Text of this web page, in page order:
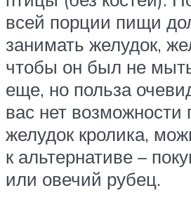
всей порции пищи
занимать желудок,
чтобы он был не
еще, но польза
вас нет возможности
желудок кролика,
к альтернативе –
или овечий рубец.